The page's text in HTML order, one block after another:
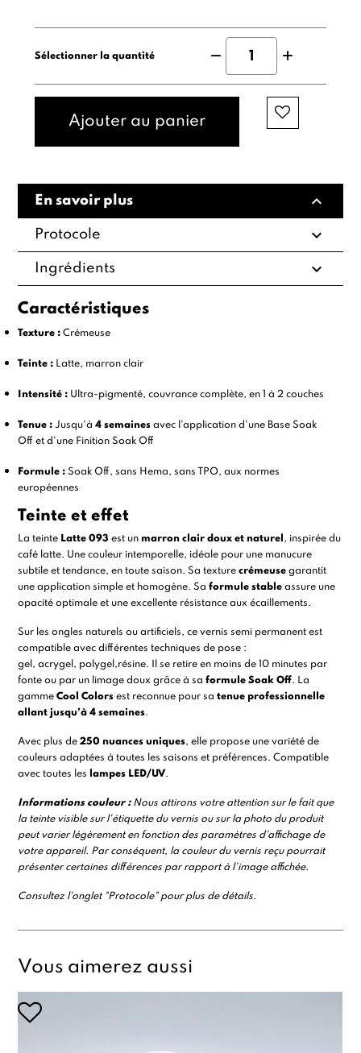
Sélectionner la quantité
Ajouter au panier
En savoir plus expand_less
Protocole expand_more
Ingrédients expand_more
Caractéristiques
Texture : Crémeuse
Teinte : Latte, marron clair
Intensité : Ultra-pigmenté, couvrance complète, en 1 à 2 couches
Tenue : Jusqu'à4 semaines avec l'application d'une Base Soak
Off et d'une Finition Soak Off
Formule : Soak Off, sans Hema, sans TPO, aux normes
européennes
Teinte et effet
La teinte Latte 093 est un marron clair doux et naturel , inspirée du
café latte. Une couleur intemporelle, idéale pour une manucure
subtile et tendance, en toute saison. Sa texturecrémeuse garantit
une application simple et homogène. Saformule stable assure une
opacité optimale et une excellente résistance aux écaillements.
Sur les ongles naturels ou artificiels, ce vernis semi permanent est
compatible avec différentes techniques de pose :
gel ,acrygel , polygel ,résine. I
l se retire en moins de 10 minutes par
fonte ou par un limage doux grâce à saformule Soak Off. La
gammeCool Colors est reconnue pour satenue professionnelle
allant jusqu’à 4 semaines.
Avec plus de250 nuances uniques, elle propose une variété de
couleurs adaptées à toutes les saisons et préférences. Compatible
avec toutes les
lampes LED/UV.
Informationscouleur :Nous attirons votre attention sur le fait que
la teinte visible sur l'étiquette du vernis ou sur la photo du produit
peut varier légèrement en fonction des paramètres d'affichage de
votre appareil. Par conséquent, la couleur du vernis reçu pourrait
présenter certaines différences par rapport à l’image affichée.
Consultez l'onglet "Protocole" pour plus de détails.
Vous aimerez aussi